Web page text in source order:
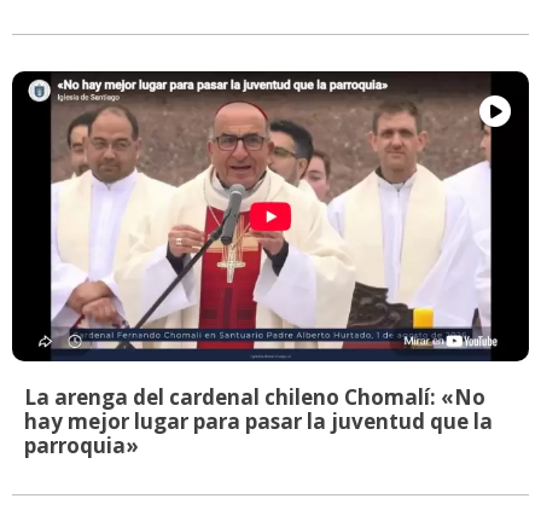
La arenga del cardenal chileno Chomalí: «No
hay mejor lugar para pasar la juventud que la
parroquia»